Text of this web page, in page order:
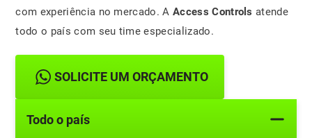
com experiência no mercado. AAccess Controls atende
todo o país com seu time especializado.
SOLICITE UM ORÇAMENTO
Todo o país